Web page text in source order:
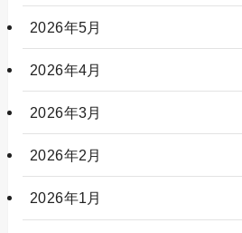
2026年5月
2026年4月
2026年3月
2026年2月
2026年1月